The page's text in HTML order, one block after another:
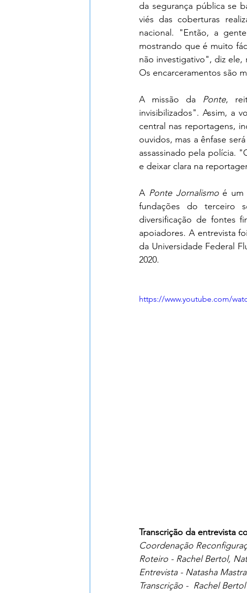
da segurança pública se
viés das coberturas
nacional. "Então, a
mostrando que é muito
não investigativo", diz ele,
Os encarceramentos são
A missão da Ponte,
invisibilizados". Assim, a
central nas reportagens,
ouvidos, mas a ênfase
assassinado pela polícia.
e deixar clara na
A Ponte Jornalismo é um
fundações do terceiro
diversificação de fontes
apoiadores. A entrevista
da Universidade Federal
2020.
https://www.youtube.com/
Transcrição da entrevista
Coordenação
Roteiro - Rachel Bertol,
Entrevista - Natasha
Transcrição -  Rachel